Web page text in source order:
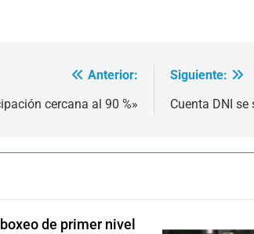
Anterior:
cercana al 90 %»
Siguiente:
Cuenta DNI
de primer nivel